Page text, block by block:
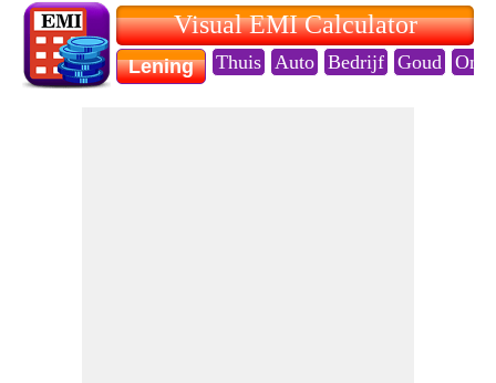
Visual EMI Calculator
Lening Thuis Auto Bedrijf Goud